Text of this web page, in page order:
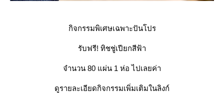
กิจกรรมพิเศษเฉพาะปันโปร
รับฟรี! ทิชชู่เปียกสีฟ้า
จำนวน 80 แผ่น 1 ห่อ ไปเลยค่า
ดูรายละเอียดกิจกรรมเพิ่มเติมในลิงก์